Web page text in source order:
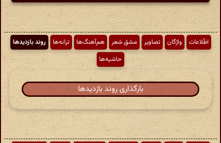
اطّلاعات واژگان تصاویر مشق شعر هم‌آهنگ‌ها ترانه‌ها
روند بازدیدها
حاشیه‌ها
بارگذاری روند بازدیدها